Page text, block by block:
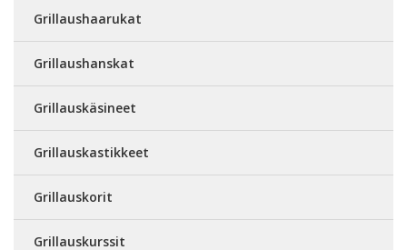
Grillaushaarukat
Grillaushanskat
Grillauskäsineet
Grillauskastikkeet
Grillauskorit
Grillauskurssit